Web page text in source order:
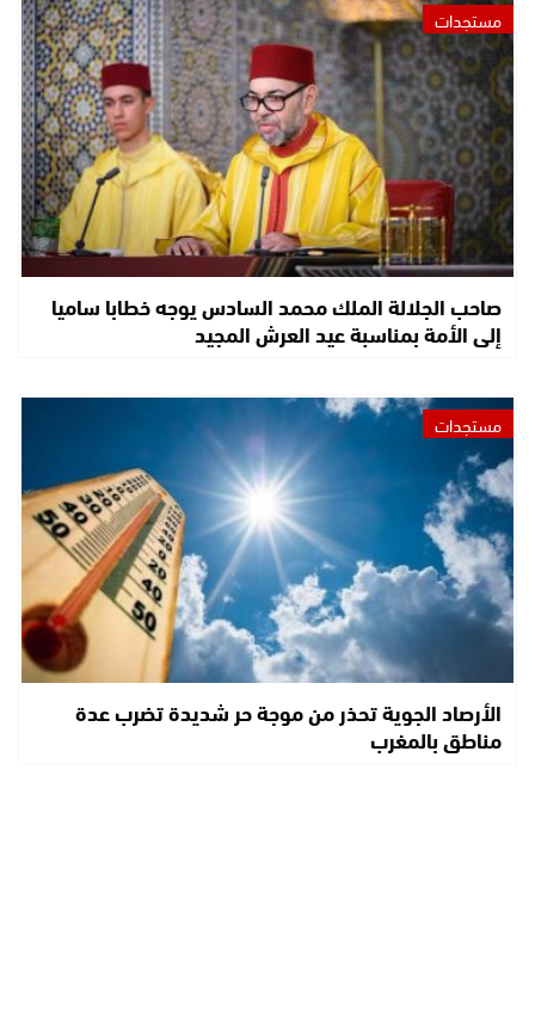
مستجدات
صاحب الجلالة الملك محمد السادس يوجه خطابا ساميا
إلى الأمة بمناسبة عيد العرش المجيد
مستجدات
الأرصاد الجوية تحذر من موجة حر شديدة تضرب عدة
مناطق بالمغرب